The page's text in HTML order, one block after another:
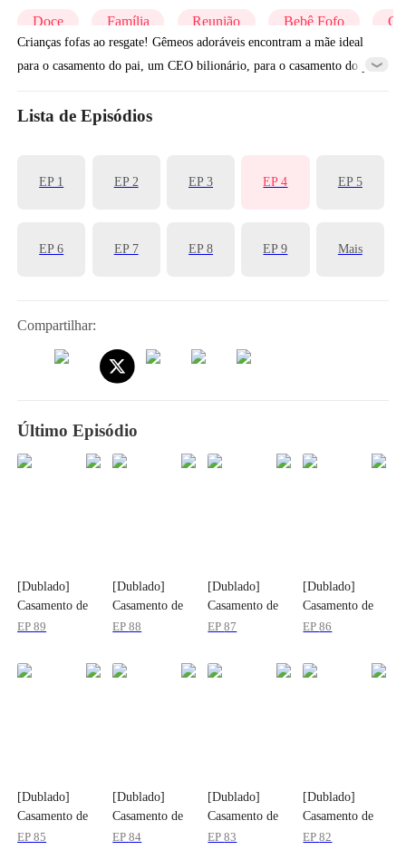
Doce Família Reunião Bebê Fofo
Crianças fofas ao resgate! Gêmeos adoráveis encontram a mãe ideal
para o casamento do pai, um CEO bilionário, para o casamento do pai
biológica desaparecida!
Lista de Episódios
EP 1 EP 2 EP 3 EP 4 EP 5
EP 6 EP 7 EP 8 EP 9 Mais
Compartilhar:
Último Episódio
[Dublado]
Casamento de
Repente, Filhos
EP89
[Dublado]
Casamento de
Repente, Filhos
EP88
[Dublado]
Casamento de
Repente, Filhos
EP87
[Dublado]
Casamento de
Repente, Filhos
EP86
[Dublado]
Casamento de
Repente, Filhos
EP85
[Dublado]
Casamento de
Repente, Filhos
EP84
[Dublado]
Casamento de
Repente, Filhos
EP83
[Dublado]
Casamento de
Repente, Filhos
EP82